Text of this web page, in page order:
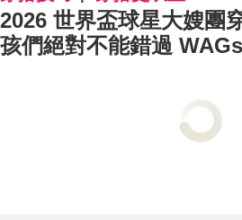
2026 世界盃球星大嫂團
孩們絕對不能錯過